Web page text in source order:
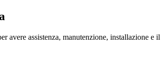
avere assistenza, manutenzione, installazione e